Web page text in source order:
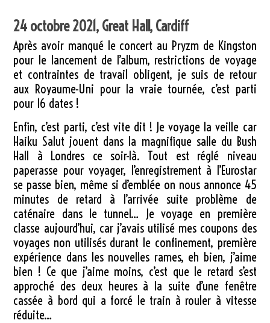
24 octobre 2021, Great Hall, Cardiff
Après avoir manqué le concert au Pryzm de Kingston
pour le lancement de l’album, restrictions de voyage
et contraintes de travail obligent, je suis de retour
aux Royaume-Uni pour la vraie tournée, c’est parti
pour 16 dates !
Enfin, c’est parti, c’est vite dit ! Je voyage la veille car
Haiku Salut jouent dans la magnifique salle du Bush
Hall à Londres ce soir-là. Tout est réglé niveau
paperasse pour voyager, l’enregistrement à l’Eurostar
se passe bien, même si d’emblée on nous annonce 45
minutes de retard à l’arrivée suite problème de
caténaire dans le tunnel… Je voyage en première
classe aujourd’hui, car j’avais utilisé mes coupons des
voyages non utilisés durant le confinement, première
expérience dans les nouvelles rames, eh bien, j’aime
bien ! Ce que j’aime moins, c’est que le retard s’est
approché des deux heures à la suite d’une fenêtre
cassée à bord qui a forcé le train à rouler à vitesse
réduite…